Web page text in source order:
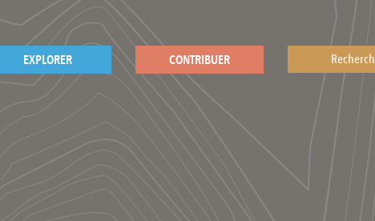
EXPLORER CONTRIBUER